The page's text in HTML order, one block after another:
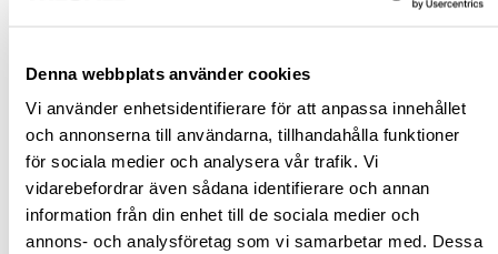
Denna webbplats använder cookies
Vi använder enhetsidentifierare för att anpassa innehållet
och annonserna till användarna, tillhandahålla funktioner
för sociala medier och analysera vår trafik. Vi
vidarebefordrar även sådana identifierare och annan
information från din enhet till de sociala medier och
annons- och analysföretag som vi samarbetar med. Dessa
32,63 kr inkl. moms
Köp
231,00 kr